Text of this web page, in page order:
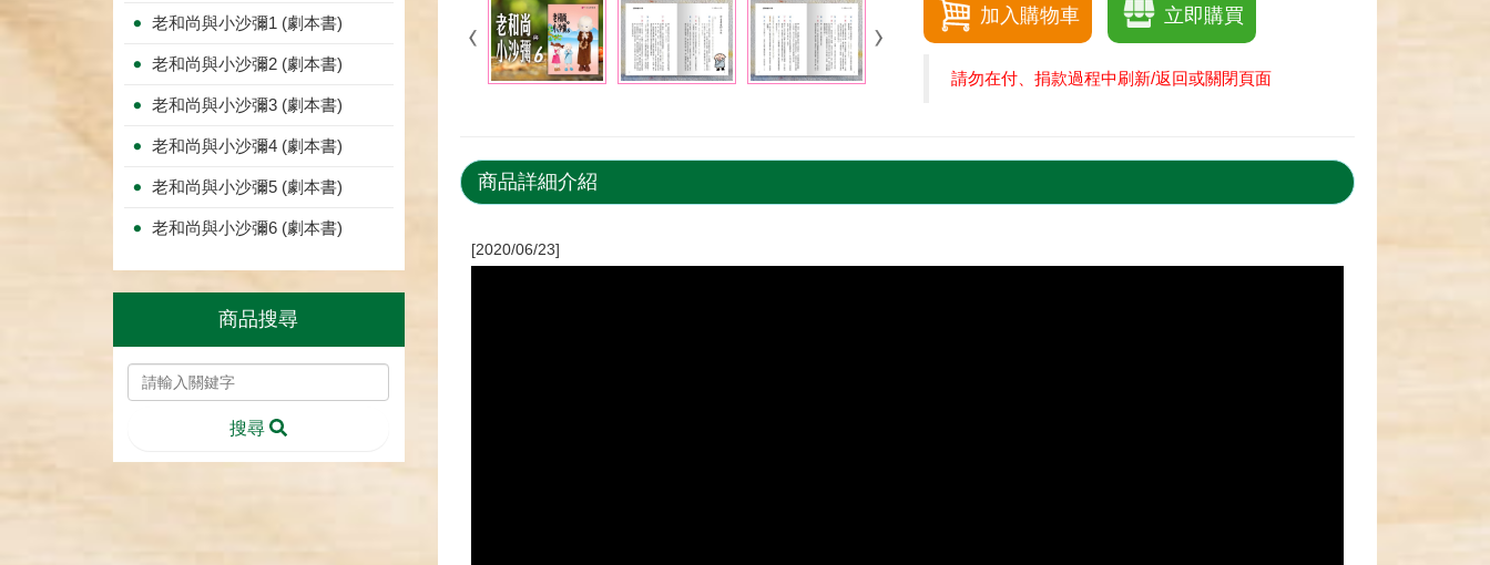
老和尚與小沙彌1 (劇本書)
老和尚與小沙彌2 (劇本書)
老和尚與小沙彌3 (劇本書)
老和尚與小沙彌4 (劇本書)
老和尚與小沙彌5 (劇本書)
老和尚與小沙彌6 (劇本書)
商品搜尋
搜尋
加入購物車 立即購買
請勿在付、捐款過程中刷新/返回或關閉頁面
商品詳細介紹
[2020/06/23]